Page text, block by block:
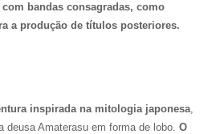
bandas consagradas, como
a produção de títulos posteriores.
inspirada na mitologia japonesa,
deusa Amaterasu em forma de lobo. O